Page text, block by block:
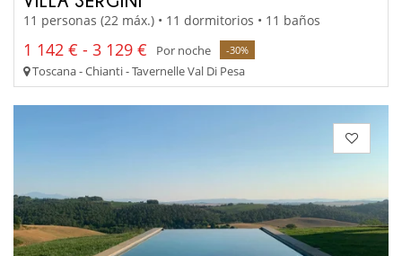
11 personas (22 máx.) • 11 dormitorios • 11 baños
1 142 € - 3 129 € Por noche -30%
Toscana - Chianti - Tavernelle Val Di Pesa